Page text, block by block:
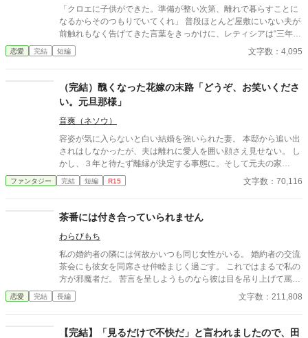
「クロエに子供ができた。準備が整い次第、離れで暮らすことに
なるからそのつもりでいてくれ」 普段ほとんど屋敷にいない夫が
前触れもなく告げてきた言葉をきっかけに、レティシアは“三年
間”の契約を終わらせることにした。 赤の他人を屋敷に迎えるこ
とはしない。 不要なものに感情を砕く理由などない。 「だって、
切り捨ててしまいましょう。
恋愛 完結 短編 文字数：4,095
（完結）醜くなった花嫁の末路「どうぞ、お笑いくださ
い。元旦那様」
音爽（ネソウ）
容姿が気に入らないと白い結婚を強いられた妻。 本邸から追い出
されはしなかったが、夫は離れに愛人を囲い顔さえ見せない。 し
かし、３年と待たず離縁が決定する事態に。そして元夫の家
は……。 ＊6月18日HOTランキング入りしました、ありがとうご
ざいます。
ファンタジー 完結 短編 R15 文字数：70,116
茶番には付き合っていられません
わらびもち
私の婚約者の隣には何故かいつも同じ女性がいる。 婚約者の交流
茶会にも彼女を同席させ仲睦まじく過ごす。 これではまるで私の
方が邪魔者だ。 苦言を呈しようものなら彼は目を吊り上げて罵倒
する。 どうして婚約者同士の交流にわざわざ部外者を連れてくる
のか。 彼が何をしたいのかさっぱり分からない。 もうこんな茶番
ら好きにすればいいわ。
恋愛 完結 長編 文字数：211,808
【完結】「見るだけで不快だ」と言われましたので、田